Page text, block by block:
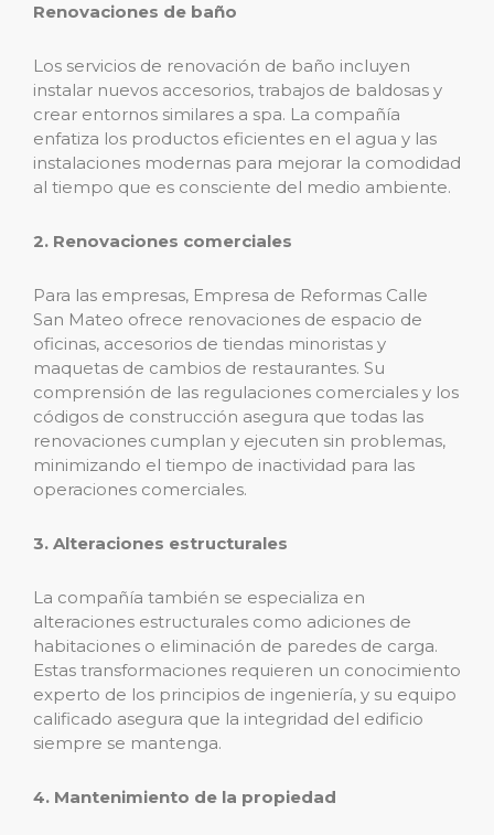
Renovaciones de baño
Los servicios de renovación de baño incluyen
instalar nuevos accesorios, trabajos de baldosas y
crear entornos similares a spa. La compañía
enfatiza los productos eficientes en el agua y las
instalaciones modernas para mejorar la comodidad
al tiempo que es consciente del medio ambiente.
2. Renovaciones comerciales
Para las empresas, Empresa de Reformas Calle
San Mateo ofrece renovaciones de espacio de
oficinas, accesorios de tiendas minoristas y
maquetas de cambios de restaurantes. Su
comprensión de las regulaciones comerciales y los
códigos de construcción asegura que todas las
renovaciones cumplan y ejecuten sin problemas,
minimizando el tiempo de inactividad para las
operaciones comerciales.
3. Alteraciones estructurales
La compañía también se especializa en
alteraciones estructurales como adiciones de
habitaciones o eliminación de paredes de carga.
Estas transformaciones requieren un conocimiento
experto de los principios de ingeniería, y su equipo
calificado asegura que la integridad del edificio
siempre se mantenga.
4. Mantenimiento de la propiedad